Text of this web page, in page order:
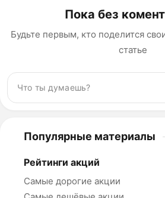
Пока без
Будьте первым, кто поделится
статье
Популярные материалы
Рейтинги акций
Самые дорогие акции